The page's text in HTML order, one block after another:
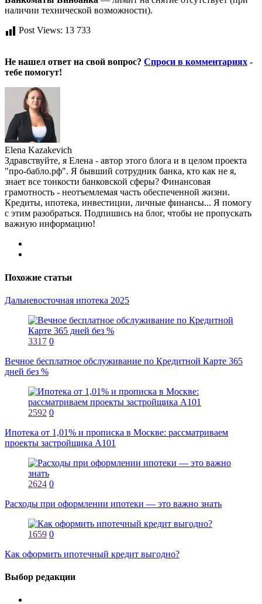
наличии технической возможности).
Post Views: 13 733
Не нашел ответ на свой вопрос? Спроси в комментариях -
тебе помогут!
Elena Kazakevich
Здравствуйте, я Елена - автор этого блога и в целом проекта
"про-бабло.рф". Я бывший сотрудник банка, кто как не я,
знает все тонкости банковской сферы? Финансовая
грамотность - неотъемлемая часть обеспеченной жизни.
Кредиты, ипотека, инвестиции, личные финансы... Я помогу
с этим разобраться. Подпишись на блог, чтобы не пропускать
важную информацию!
Похожие статьи
Дальневосточная ипотека 2025
3317 0
Вечное бесплатное обслуживание по Кредитной Карте 365
дней без %
2592 0
Ипотека от 1,01% и прописка в Москве: рассматриваем
проекты застройщика А101
2624 0
Расходы при оформлении ипотеки — это важно знать
1659 0
Как оформить ипотечный кредит выгодно?
Выбор редакции